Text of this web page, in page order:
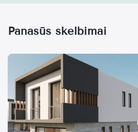
Panašūs skelbimai